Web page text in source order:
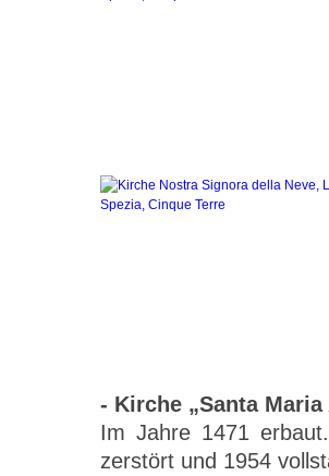
- Kirche „Santa Maria
Im Jahre 1471
zerstört und 1954